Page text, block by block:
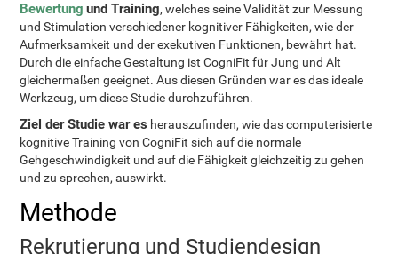
Bewertung und Training, welches seine Validität zur Messung
und Stimulation verschiedener kognitiver Fähigkeiten, wie der
Aufmerksamkeit und der exekutiven Funktionen, bewährt hat.
Durch die einfache Gestaltung ist CogniFit für Jung und Alt
gleichermaßen geeignet. Aus diesen Gründen war es das ideale
Werkzeug, um diese Studie durchzuführen.
Ziel der Studie war es herauszufinden, wie das computerisierte
kognitive Training von CogniFit sich auf die normale
Gehgeschwindigkeit und auf die Fähigkeit gleichzeitig zu gehen
und zu sprechen, auswirkt.
Methode
Rekrutierung und Studiendesign